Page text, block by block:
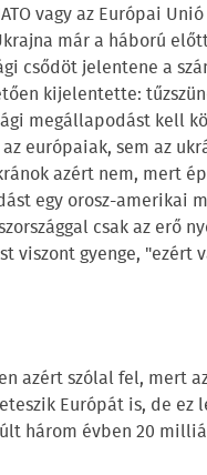
vagy az Európai
már a háború
csődöt jelentene a
kijelentette:
megállapodást kell
európaiak, sem az
azért nem, mert
egy orosz-amerikai
csak az erő
viszont gyenge, "ezért
azért szólal fel, mert
Európát is, de ez
három évben 20